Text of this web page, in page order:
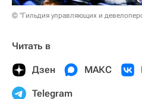
© "Гильдия управляющих и
Читать в
Дзен МАКС
Telegram